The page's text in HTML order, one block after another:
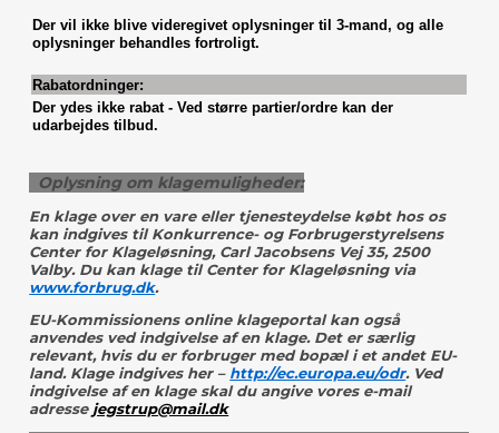
Der vil ikke blive videregivet oplysninger til 3-mand, og alle
oplysninger behandles fortroligt.
Rabatordninger:
Der ydes ikke rabat - Ved større partier/ordre kan der
udarbejdes tilbud.
Oplysning om klagemuligheder:
En klage over en vare eller tjenesteydelse købt hos os
kan indgives til Konkurrence- og Forbrugerstyrelsens
Center for Klageløsning, Carl Jacobsens Vej 35, 2500
Valby. Du kan klage til Center for Klageløsning via
www.forbrug.dk.
EU-Kommissionens online klageportal kan også
anvendes ved indgivelse af en klage. Det er særlig
relevant, hvis du er forbruger med bopæl i et andet EU-
land. Klage indgives her – http://ec.europa.eu/odr. Ved
indgivelse af en klage skal du angive vores e-mail
adresse jegstrup@mail.dk